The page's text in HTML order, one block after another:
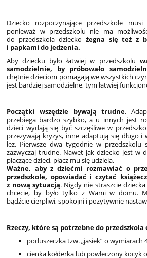
Dziecko rozpoczynające przedszkole
ponieważ w przedszkolu nie ma
do przedszkola dziecko żegna się też z
i papkami do jedzenia.
Aby dziecku było łatwiej w przedszkolu
samodzielnie, by próbowało
chętnie dzieciom pomagają we wszystkich
jest bardziej samodzielne, tym łatwiej
Początki wszędzie bywają trudne.
przebiega bardzo szybko, a u innych jest
dzieci wydają się być szczęśliwe w
przeżywają kryzys, inne adaptują się długo
łez. Pierwsze dwa tygodnie w
zazwyczaj trudne. Nawet jak dziecko jest w
płaczące dzieci, płacz mu się udziela.
Ważne, aby z dziećmi rozmawiać o
przedszkole, opowiadać i czytać
z nową sytuacją. Nigdy nie straszcie
chcecie, by było tylko z Wami w domu.
bądźcie cierpliwi, spokojni i pozytywnie
Rzeczy, które są potrzebne do przedszkola
poduszeczka tzw. „jasiek” o wymiarach
cienka kołderka lub powleczony kocyk